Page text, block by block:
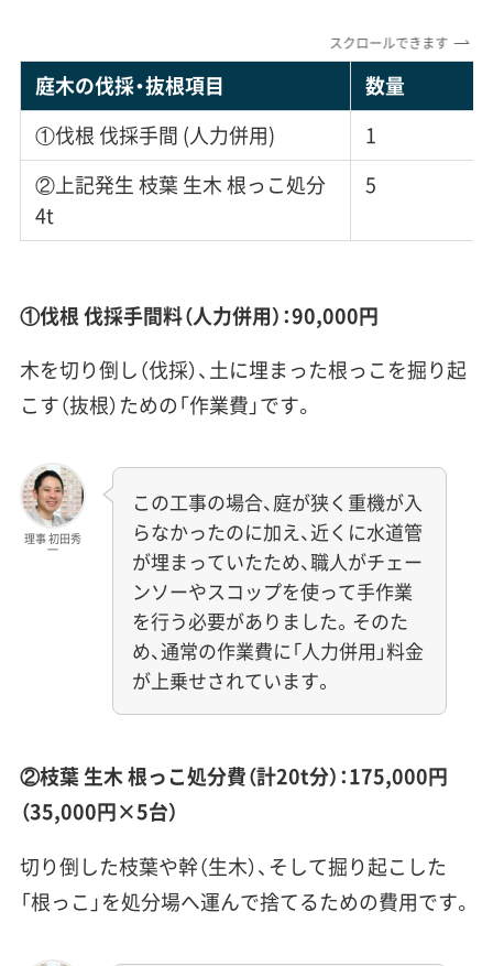
スクロールできます
庭木の伐採・抜根項目
数量
①伐根 伐採手間 (人力併用)
1
②上記発生 枝葉 生木 根っこ処分
4t
5
①伐根 伐採手間料（人力併用）：90,000円
木を切り倒し（伐採）、土に埋まった根っこを掘り起
こす（抜根）ための「作業費」です。
理事 初田秀
一
この工事の場合、庭が狭く重機が入
らなかったのに加え、近くに水道管
が埋まっていたため、職人がチェー
ンソーやスコップを使って手作業
を行う必要がありました。そのた
め、通常の作業費に「人力併用」料金
が上乗せされています。
②枝葉 生木 根っこ処分費（計20t分）：175,000円
（35,000円×5台）
切り倒した枝葉や幹（生木）、そして掘り起こした
「根っこ」を処分場へ運んで捨てるための費用です。